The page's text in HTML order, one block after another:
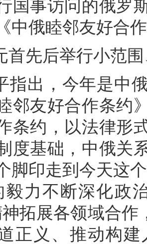
国事访问的俄罗
中俄睦邻友好合
首先后举行小范
指出，今年是中
邻友好合作条约
条约，以法律形
度基础，中俄关
脚印走到今天这
毅力不断深化政
拓展各领域合作
正义、推动构